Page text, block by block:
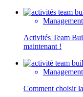
Management
Activités Team
maintenant !
Management
Comment choisir